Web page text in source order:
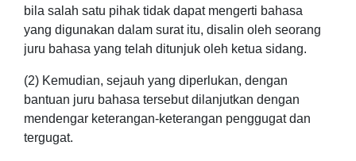
bila salah satu pihak tidak dapat mengerti bahasa
yang digunakan dalam surat itu, disalin oleh seorang
juru bahasa yang telah ditunjuk oleh ketua sidang.
(2) Kemudian, sejauh yang diperlukan, dengan
bantuan juru bahasa tersebut dilanjutkan dengan
mendengar keterangan-keterangan penggugat dan
tergugat.